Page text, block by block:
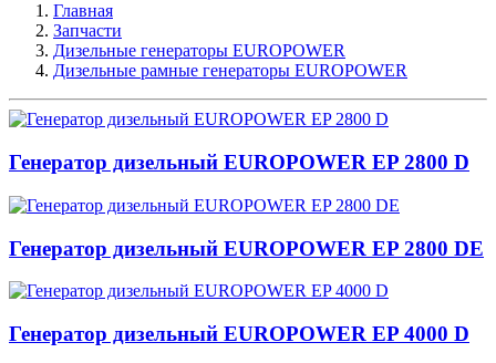
Главная
Запчасти
Дизельные генераторы EUROPOWER
Дизельные рамные генераторы EUROPOWER
Генератор дизельный EUROPOWER EP 2800 D
Генератор дизельный EUROPOWER EP 2800 DE
Генератор дизельный EUROPOWER EP 4000 D